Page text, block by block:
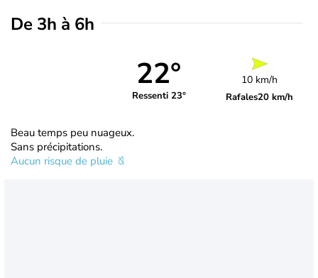
De 3h à 6h
22°
Ressenti 23°
10 km/h
Rafales20 km/h
Beau temps peu nuageux.
Sans précipitations.
Aucun risque de pluie